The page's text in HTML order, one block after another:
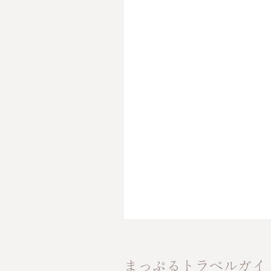
まっぷるトラベルガイ